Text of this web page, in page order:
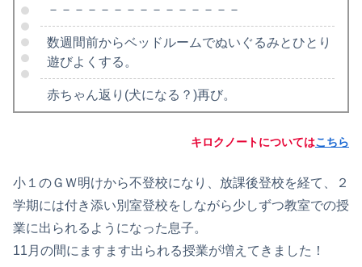
－－－－－－－－－－－－－－－
数週間前からベッドルームでぬいぐるみとひとり
遊びよくする。
赤ちゃん返り(犬になる？)再び。
キロクノートについてはこちら
小１のＧＷ明けから不登校になり、放課後登校を経て、２
学期には付き添い別室登校をしながら少しずつ教室での授
業に出られるようになった息子。
11月の間にますます出られる授業が増えてきました！